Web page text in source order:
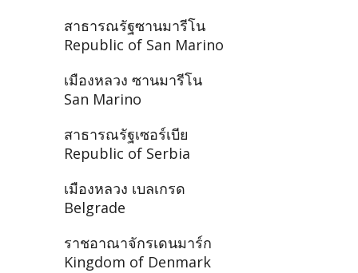
สาธารณรัฐซานมารีโน
Republic of San Marino
เมืองหลวง ซานมารีโน
San Marino
สาธารณรัฐเซอร์เบีย
Republic of Serbia
เมืองหลวง เบลเกรด
Belgrade
ราชอาณาจักรเดนมาร์ก
Kingdom of Denmark